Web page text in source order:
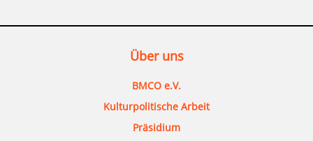
Über uns
BMCO e.V.
Kulturpolitische Arbeit
Präsidium